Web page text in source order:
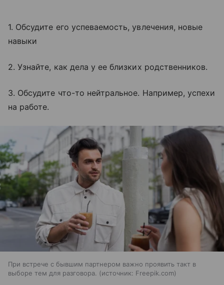
1. Обсудите его успеваемость, увлечения, новые
навыки
2. Узнайте, как дела у ее близких родственников.
3. Обсудите что-то нейтральное. Например, успехи
на работе.
При встрече с бывшим партнером важно проявить такт в
выборе тем для разговора.
источник: Freepik.com